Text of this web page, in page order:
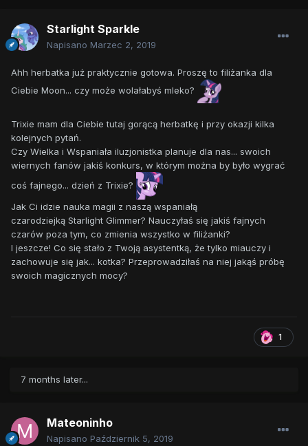
Starlight Sparkle
Napisano Marzec 2, 2019
Ahh herbatka już praktycznie gotowa. Proszę to filiżanka dla
Ciebie Moon... czy może wolałabyś mleko?
Trixie mam dla Ciebie tutaj gorącą herbatkę i przy okazji kilka
kolejnych pytań.
Czy Wielka i Wspaniała iluzjonistka planuje dla nas... swoich
wiernych fanów jakiś konkurs, w którym można by było wygrać
coś fajnego... dzień z Trixie?
Jak Ci idzie nauka magii z naszą wspaniałą
czarodziejką Starlight Glimmer? Nauczyłaś się jakiś fajnych
czarów poza tym, co zmienia wszystko w filiżanki?
I jeszcze! Co się stało z Twoją asystentką, że tylko miauczy i
zachowuje się jak... kotka? Przeprowadziłaś na niej jakąś próbę
swoich magicznych mocy?
1
7 months later...
Mateoninho
Napisano Październik 5, 2019